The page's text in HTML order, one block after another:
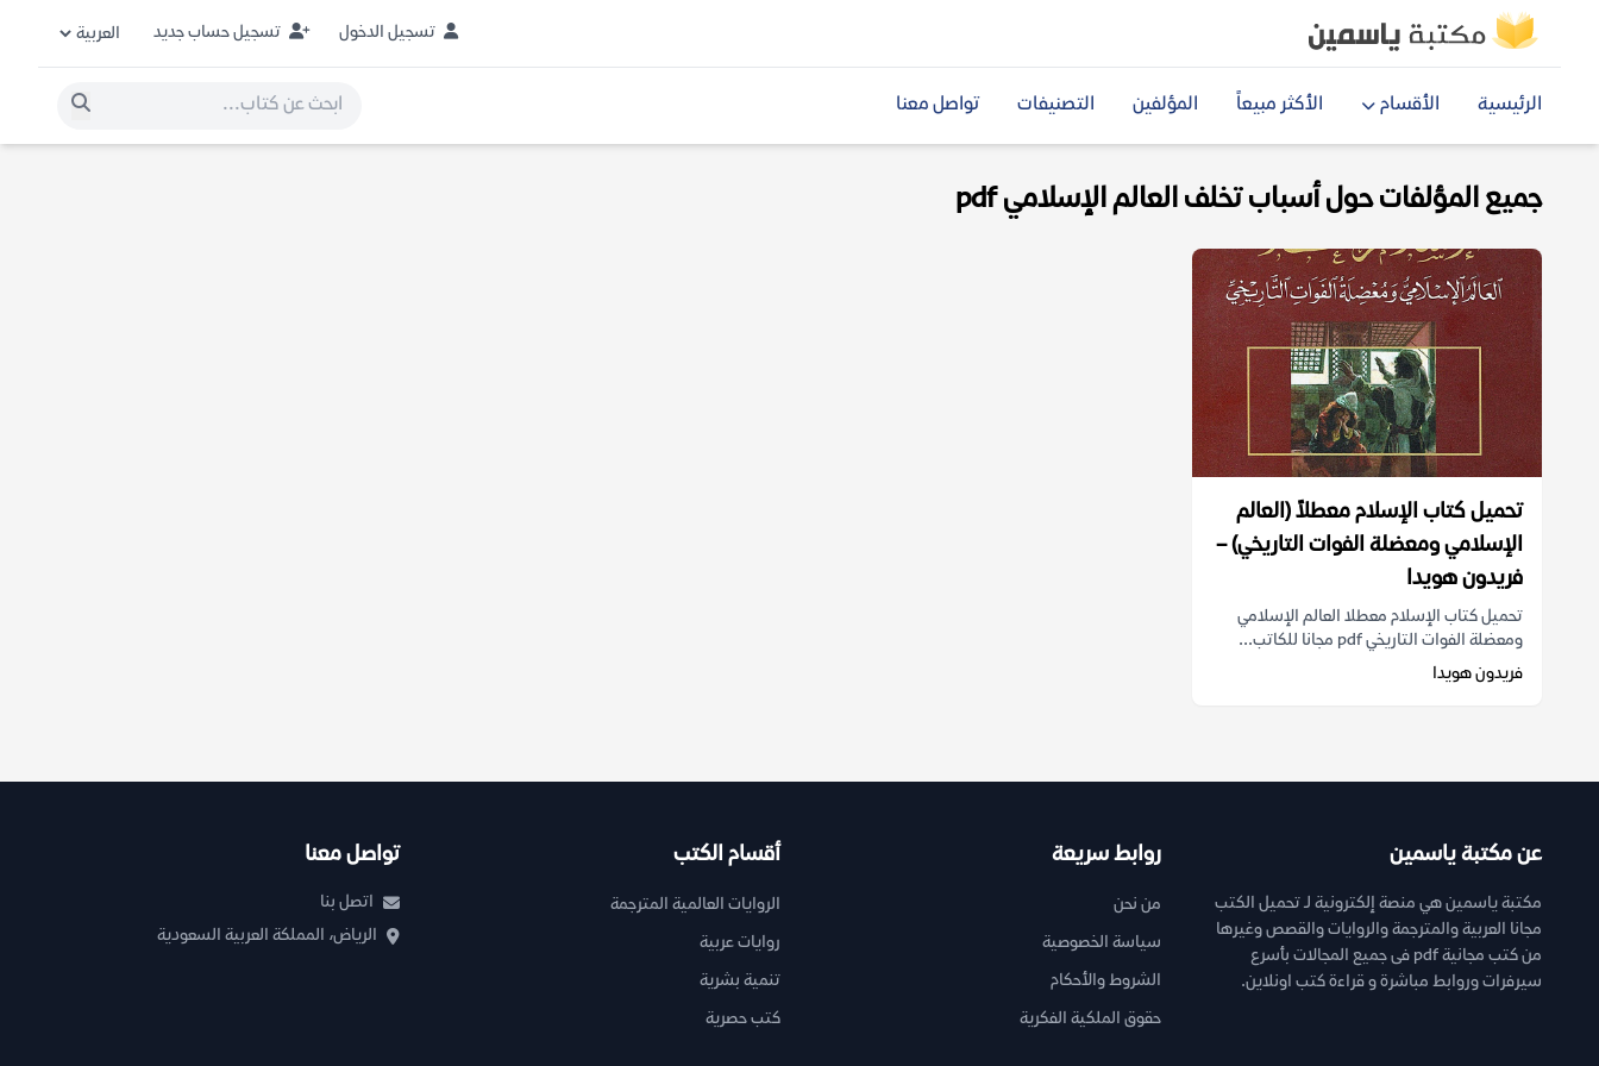
تسجيل الدخول تسجيل حساب جديد
الرئيسية الأقسام الأكثر مبيعاً المؤلفين التصنيفات تواصل معنا
جميع المؤلفات حول أسباب تخلف العالم الإسلامي pdf
تحميل كتاب الإسلام معطلاً (العالم
الإسلامي ومعضلة الفوات التاريخي) –
فريدون هويدا
تحميل كتاب الإسلام معطلا العالم الإسلامي
ومعضلة الفوات التاريخي pdf مجانا للكاتب...
فريدون هويدا
عن مكتبة ياسمين
مكتبة ياسمين هي منصة إلكترونية لـ تحميل الكتب
مجانا العربية والمترجمة والروايات والقصص وغيرها
من كتب مجانية pdf فى جميع المجالات بأسرع
سيرفرات وروابط مباشرة و قراءة كتب اونلاين.
روابط سريعة
من نحن
سياسة الخصوصية
الشروط والأحكام
حقوق الملكية الفكرية
أقسام الكتب
الروايات العالمية المترجمة
روايات عربية
تنمية بشرية
كتب حصرية
تواصل معنا
اتصل بنا
الرياض، المملكة العربية السعودية